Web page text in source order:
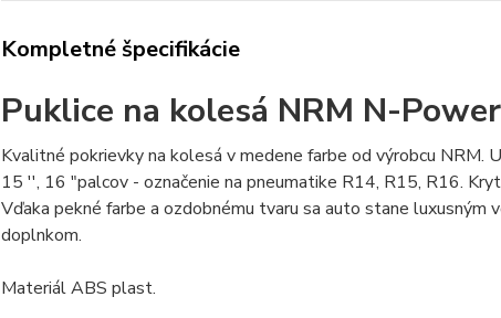
Kompletné špecifikácie
Puklice na kolesá NRM N-
Kvalitné pokrievky na kolesá v medene farbe od výrobcu NRM.
15 '', 16 "palcov - označenie na pneumatike R14, R15, R16.
Vďaka pekné farbe a ozdobnému tvaru sa auto stane
doplnkom.
Materiál ABS plast.